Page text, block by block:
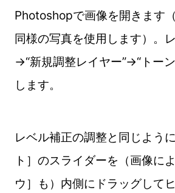
Photoshopで画像を開きます
同様の写真を使用します）。
→“新規調整レイヤー”→“トー
します。
レベル補正の調整と同じよう
ト］のスライダーを（画像に
ウ］も）内側にドラッグして